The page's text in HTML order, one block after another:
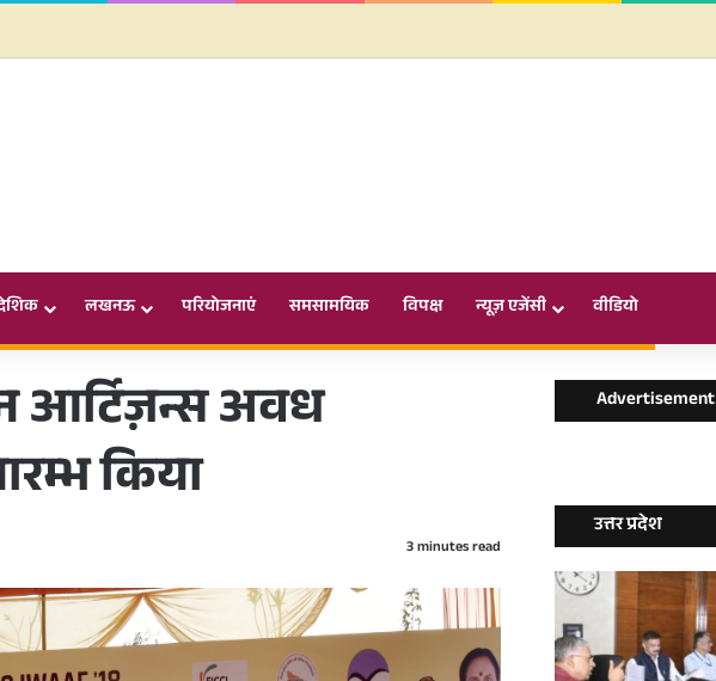
लखनऊ परियोजनाएं समसामयिक विपक्ष न्यूज़ एजेंसी वीडियो
आर्टिज़न्स अवध
किया
3 minutes read
Advertisement
उत्तर प्रदेश